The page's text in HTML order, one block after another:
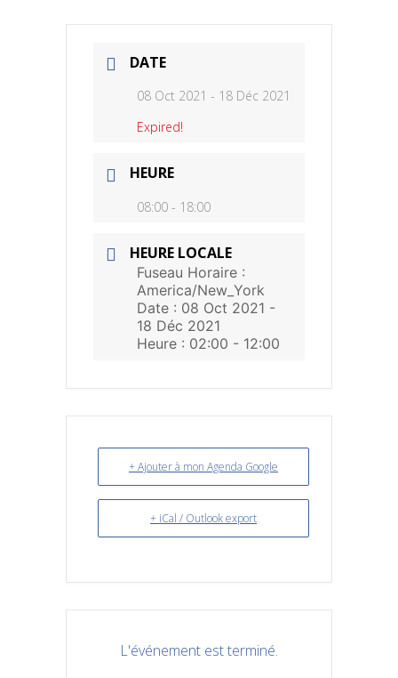
DATE
08 Oct 2021 - 18 Déc 2021
Expired!
HEURE
08:00 - 18:00
HEURE LOCALE
Fuseau Horaire :
America/New_York
Date : 08 Oct 2021 -
18 Déc 2021
Heure : 02:00 - 12:00
+ Ajouter à mon Agenda Google
+ iCal / Outlook export
L'événement est terminé.